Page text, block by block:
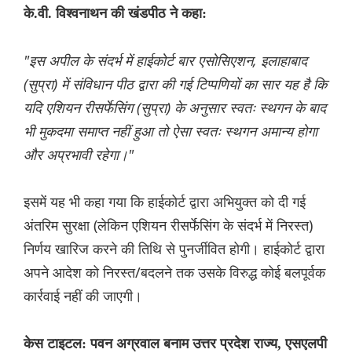
के.वी. विश्वनाथन की खंडपीठ ने कहा:
"इस अपील के संदर्भ में हाईकोर्ट बार एसोसिएशन, इलाहाबाद
(सुप्रा) में संविधान पीठ द्वारा की गई टिप्पणियों का सार यह है कि
यदि एशियन रीसर्फेसिंग (सुप्रा) के अनुसार स्वतः स्थगन के बाद
भी मुकदमा समाप्त नहीं हुआ तो ऐसा स्वतः स्थगन अमान्य होगा
और अप्रभावी रहेगा।"
इसमें यह भी कहा गया कि हाईकोर्ट द्वारा अभियुक्त को दी गई
अंतरिम सुरक्षा (लेकिन एशियन रीसर्फेसिंग के संदर्भ में निरस्त)
निर्णय खारिज करने की तिथि से पुनर्जीवित होगी। हाईकोर्ट द्वारा
अपने आदेश को निरस्त/बदलने तक उसके विरुद्ध कोई बलपूर्वक
कार्रवाई नहीं की जाएगी।
केस टाइटल: पवन अग्रवाल बनाम उत्तर प्रदेश राज्य, एसएलपी